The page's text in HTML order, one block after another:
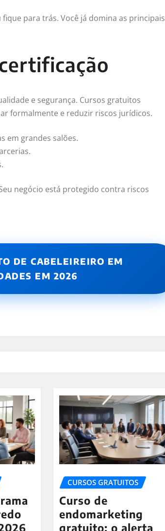
para trás. Você já domina as principais
e segurança. Cursos gratuitos
formalmente e reduzir riscos jurídicos.
em grandes salões.
negócio está protegido contra riscos
DE CABELEIREIRO EM
EM 2026
CURSOS GRATUITOS
Curso de
endomarketing
gratuito: o alerta